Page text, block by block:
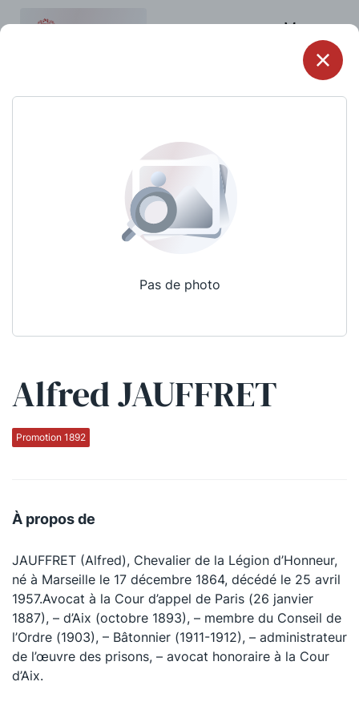
Menu
Pas de photo
Alfred JAUFFRET
Promotion 1892
À propos de
JAUFFRET (Alfred), Chevalier de la Légion d’Honneur,
né à Marseille le 17 décembre 1864, décédé le 25 avril
1957.Avocat à la Cour d’appel de Paris (26 janvier
1887), – d’Aix (octobre 1893), – membre du Conseil de
l’Ordre (1903), – Bâtonnier (1911-1912), – administrateur
de l’œuvre des prisons, – avocat honoraire à la Cour
d’Aix.
Qui sommes-nous ?
La Conférence
La Conférence
Le Concours de la Conférence
La Conférence Berryer
La Petite Conférence